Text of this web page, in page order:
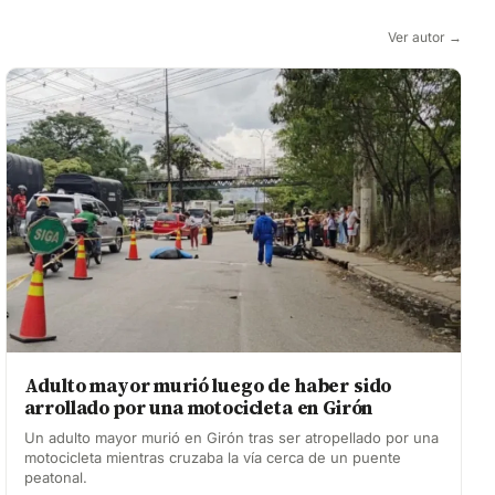
Ver autor →
Adulto mayor murió luego de haber sido
arrollado por una motocicleta en Girón
Un adulto mayor murió en Girón tras ser atropellado por una
motocicleta mientras cruzaba la vía cerca de un puente
peatonal.